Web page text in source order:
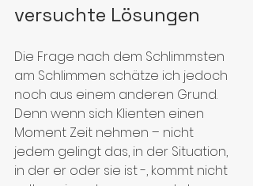
versuchte Lösungen
Die Frage nach dem Schlimmsten
am Schlimmen schätze ich jedoch
noch aus einem anderen Grund.
Denn wenn sich Klienten einen
Moment Zeit nehmen – nicht
jedem gelingt das, in der Situation,
in der er oder sie ist -, kommt nicht